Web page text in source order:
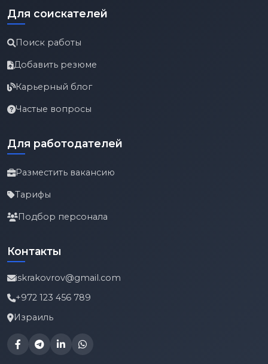
Для соискателей
Поиск работы
Добавить резюме
Карьерный блог
Частые вопросы
Для работодателей
Разместить вакансию
Тарифы
Подбор персонала
Контакты
iskrakovrov@gmail.com
+972 123 456 789
Израиль